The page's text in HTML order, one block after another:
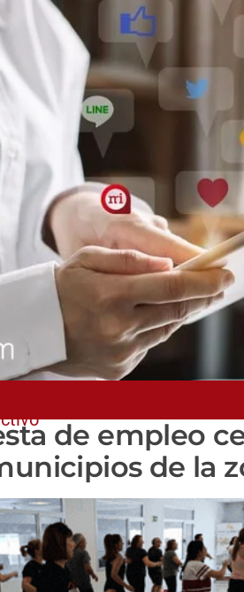
de empleo
de la